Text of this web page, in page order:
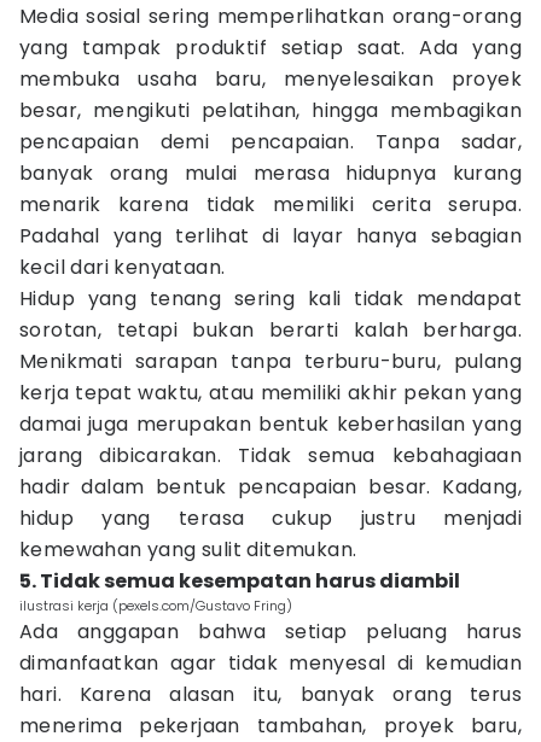
Media sosial sering memperlihatkan orang-orang
yang tampak produktif setiap saat. Ada yang
membuka usaha baru, menyelesaikan proyek
besar, mengikuti pelatihan, hingga membagikan
pencapaian demi pencapaian. Tanpa sadar,
banyak orang mulai merasa hidupnya kurang
menarik karena tidak memiliki cerita serupa.
Padahal yang terlihat di layar hanya sebagian
kecil dari kenyataan.
Hidup yang tenang sering kali tidak mendapat
sorotan, tetapi bukan berarti kalah berharga.
Menikmati sarapan tanpa terburu-buru, pulang
kerja tepat waktu, atau memiliki akhir pekan yang
damai juga merupakan bentuk keberhasilan yang
jarang dibicarakan. Tidak semua kebahagiaan
hadir dalam bentuk pencapaian besar. Kadang,
hidup yang terasa cukup justru menjadi
kemewahan yang sulit ditemukan.
5. Tidak semua kesempatan harus diambil
ilustrasi kerja (pexels.com/Gustavo Fring)
Ada anggapan bahwa setiap peluang harus
dimanfaatkan agar tidak menyesal di kemudian
hari. Karena alasan itu, banyak orang terus
menerima pekerjaan tambahan, proyek baru,